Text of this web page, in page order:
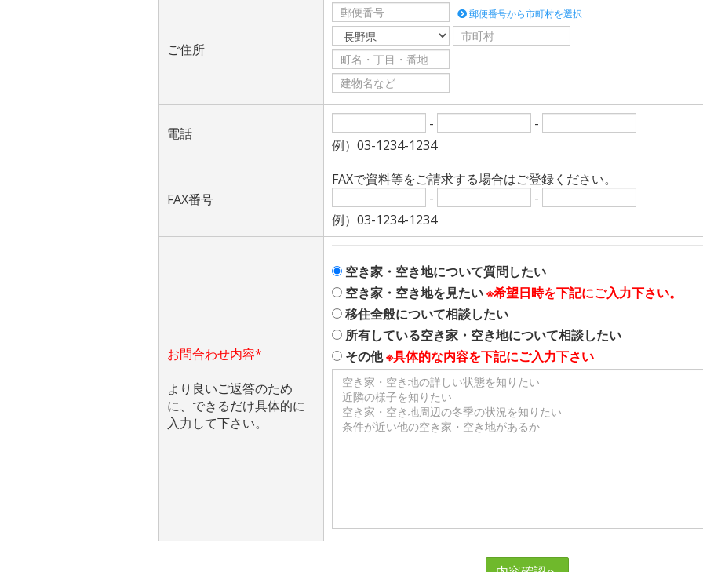
ご住所
郵便番号から市町村を選択
電話
-
-
例）03-1234-1234
FAX番号
FAXで資料等をご請求する場合はご登録ください。
-
-
例）03-1234-1234
お問合わせ内容*
より良いご返答のため
に、できるだけ具体的に
入力して下さい。
空き家・空き地について質問したい
空き家・空き地を見たい※希望日時を下記にご入力下さい。
移住全般について相談したい
所有している空き家・空き地について相談したい
その他※具体的な内容を下記にご入力下さい